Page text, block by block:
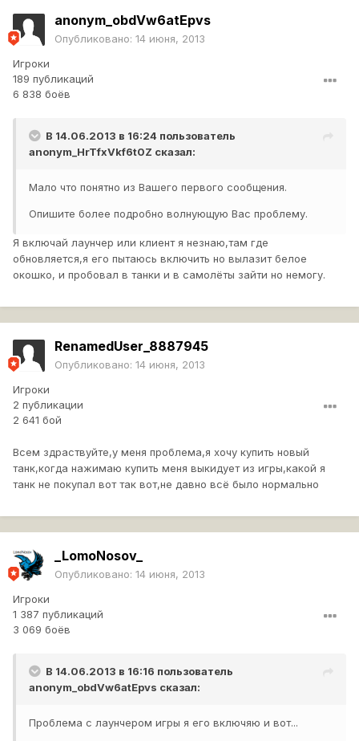
anonym_obdVw6atEpvs
Опубликовано: 14 июня, 2013
Игроки
189 публикаций
6 838 боёв
В 14.06.2013 в 16:24 пользователь
anonym_HrTfxVkf6t0Z сказал:
Мало что понятно из Вашего первого сообщения.
Опишите более подробно волнующую Вас проблему.
Я включай лаунчер или клиент я незнаю,там где
обновляется,я его пытаюсь включить но вылазит белое
окошко, и пробовал в танки и в самолёты зайти но немогу.
RenamedUser_8887945
Опубликовано: 14 июня, 2013
Игроки
2 публикации
2 641 бой
Всем здраствуйте,у меня проблема,я хочу купить новый
танк,когда нажимаю купить меня выкидует из игры,какой я
танк не покупал вот так вот,не давно всё было нормально
_LomoNosov_
Опубликовано: 14 июня, 2013
Игроки
1 387 публикаций
3 069 боёв
В 14.06.2013 в 16:16 пользователь
anonym_obdVw6atEpvs сказал:
Проблема с лаунчером игры я его включяю и вот...